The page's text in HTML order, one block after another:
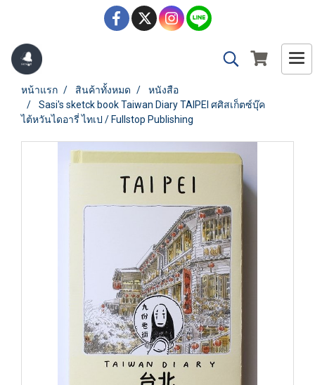
หน้าแรก สินค้าทั้งหมด
หนังสือ
Sasi's sketck book Taiwan Diary TAIPEI ศศิสเก็ตซ์บุ๊ค
ไต้หวันไดอารี่ ไทเป / Fullstop Publishing